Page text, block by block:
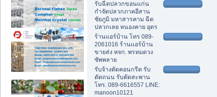
รับฉีดปลวกขอนแก่น
กำจัดปลวกภาคอีสาน
ชัยภูมิ มหาสารคาม ฉีด
ปลวกเลย หนองคาย อุดร
ร้านแอร์บ้าน โทร 089-
2061016 ร้านแอร์บ้าน
ขายส่ง หจก. พรหมดวง
ซัพพลาย
รับจ้างตัดคอนกรีต รับ
ตัดถนน รับตัดสะพาน
โทร. 089-6616557 LINE:
manoon10121